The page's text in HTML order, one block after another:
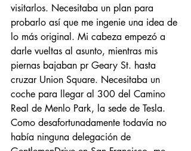
visitarlos. Necesitaba un plan para
probarlo así que me ingenie una idea de
lo más original. Mi cabeza empezó a
darle vueltas al asunto, mientras mis
piernas bajaban pr Geary St. hasta
cruzar Union Square. Necesitaba un
coche para llegar al 300 del Camino
Real de Menlo Park, la sede de Tesla.
Como desafortunadamente todavía no
había ninguna delegación de